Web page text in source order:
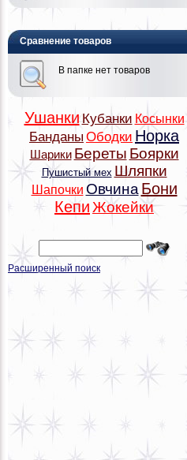
Сравнение товаров
В папке нет товаров
Ушанки Кубанки Косынки
Банданы Ободки Норка
Шарики Береты Боярки
Пушистый мех Шляпки
Шапочки Овчина Бони
Кепи Жокейки
Расширенный поиск